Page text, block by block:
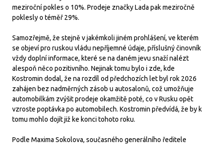
meziroční pokles o 10%. Prodeje značky Lada pak meziročně
poklesly o téměř 29%.
Samozřejmě, že stejně v jakémkoli jiném prohlášení, ve kterém
se objeví pro ruskou vládu nepříjemné údaje, příslušný činovník
vždy doplní informace, které se na daném jevu snaží nalézt
alespoň něco pozitivního. Nejinak tomu bylo i zde, kde
Kostromin dodal, že na rozdíl od předchozích let byl rok 2026
zahájen bez nadměrných zásob u autosalonů, což umožňuje
automobilkám zvýšit prodeje okamžitě poté, co v Rusku opět
vzroste poptávka po automobilech. Kostromin předvídá, že by k
tomu mohlo dojít již ke konci tohoto roku.
Podle Maxima Sokolova, současného generálního ředitele